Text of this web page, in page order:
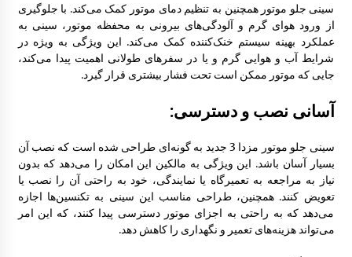
پایه قفل درب موتور مزدا 323 GLX , FL
قفل کمربند مزدا 323 GLX , FL
آرم لیور دنده مزدا 323 GLX , FL
سینی جلو موتور همچنین به تنظیم دمای موتور کمک می‌کند. با جلوگیری
از ورود هوای گرم و آلودگی‌های بیرونی به محفظه موتور، سینی به
عملکرد بهینه سیستم خنک‌کننده کمک می‌کند. این ویژگی به ویژه در
شرایط آب و هوایی گرم و یا در سفرهای طولانی اهمیت پیدا می‌کند،
جایی که موتور ممکن است تحت فشار بیشتری قرار گیرد.
آسانی نصب و دسترسی:
سینی جلو موتور مزدا 3 جدید به گونه‌ای طراحی شده است که نصب آن
بسیار آسان باشد. این ویژگی به مالکین این امکان را می‌دهد که بدون
نیاز به مراجعه به تعمیرگاه یا نمایندگی، خود به راحتی آن را نصب یا
تعویض کنند. همچنین، طراحی مناسب این سینی به تکنسین‌ها اجازه
می‌دهد که به راحتی به اجزای موتور دسترسی پیدا کنند، که این امر
می‌تواند هزینه‌های تعمیر و نگهداری را کاهش دهد.